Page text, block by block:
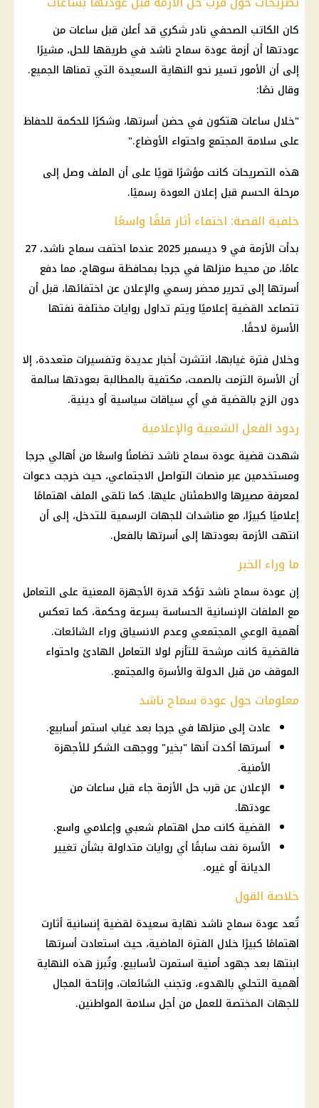
كان الكاتب الصحفي نادر شكري قد أعلن قبل ساعات من
عودتها أن أزمة عودة سماح ناشد في طريقها للحل، مشيرًا
إلى أن الأمور تسير نحو النهاية السعيدة التي تمناها الجميع.
وقال نصًا:
"خلال ساعات هتكون في حضن أسرتها، وشكرًا للحكمة للحفاظ
على سلامة المجتمع واحتواء الأوضاع."
هذه التصريحات كانت مؤشرًا قويًا على أن الملف وصل إلى
مرحلة الحسم قبل إعلان العودة رسميًا.
خلفية القصة: اختفاء أثار قلقًا واسعًا
بدأت الأزمة في 9 ديسمبر 2025 عندما اختفت سماح ناشد ، 27
عامًا، من محيط منزلها في جرجا بمحافظة سوهاج، مما دفع
أسرتها إلى تحرير محضر رسمي والإعلان عن اختفائها، قبل أن
تتصاعد القضية إعلاميًا ويتم تداول روايات مختلفة نفتها
الأسرة لاحقًا.
وخلال فترة غيابها، انتشرت أخبارعديدة وتفسيرات متعددة، إلا
أن الأسرة التزمت بالصمت، مكتفية بالمطالبة بعودتها سالمة
دون الزج بالقضية في أي سياقات سياسية أو دينية.
ردود الفعل الشعبية والإعلامية
شهدت قضية عودة سماح ناشد تضامنًا واسعًا من أهالي جرجا
ومستخدمين عبرمنصات التواصل الاجتماعي، حيث خرجت دعوات
لمعرفة مصيرها والاطمئنان عليها. كما تلقى الملف اهتمامًا
إعلاميًا كبيرًا، مع مناشدات للجهات الرسمية للتدخل، إلى أن
انتهت الأزمة بعودتها إلى أسرتها بالفعل.
ما وراء الخبر
إن عودة سماح ناشد تؤكد قدرة الأجهزة المعنية على التعامل
مع الملفات الإنسانية الحساسة بسرعة وحكمة، كما تعكس
أهمية الوعي المجتمعي وعدم الانسياق وراء الشائعات.
فالقضية كانت مرشحة للتأزم لولا التعامل الهادئ واحتواء
الموقف من قبل الدولة والأسرة والمجتمع.
معلومات حول عودة سماح ناشد
عادت إلى منزلها في جرجا بعد غياب استمر أسابيع.
أسرتها أكدت أنها "بخير" ووجهت الشكر للأجهزة
الأمنية.
الإعلان عن قرب حل الأزمة جاء قبل ساعات من
عودتها.
القضية كانت محل اهتمام شعبي وإعلامي واسع.
الأسرة نفت سابقًا أي روايات متداولة بشأن تغيير
الديانة أو غيره.
خلاصة القول
تُعد عودة سماح ناشد نهاية سعيدة لقضية إنسانية أثارت
اهتمامًا كبيرًا خلال الفترة الماضية، حيث استعادت أسرتها
ابنتها بعد جهود أمنية استمرت لأسابيع. وتُبرز هذه النهاية
أهمية التحلي بالهدوء، وتجنب الشائعات، وإتاحة المجال
للجهات المختصة للعمل من أجل سلامة المواطنين.